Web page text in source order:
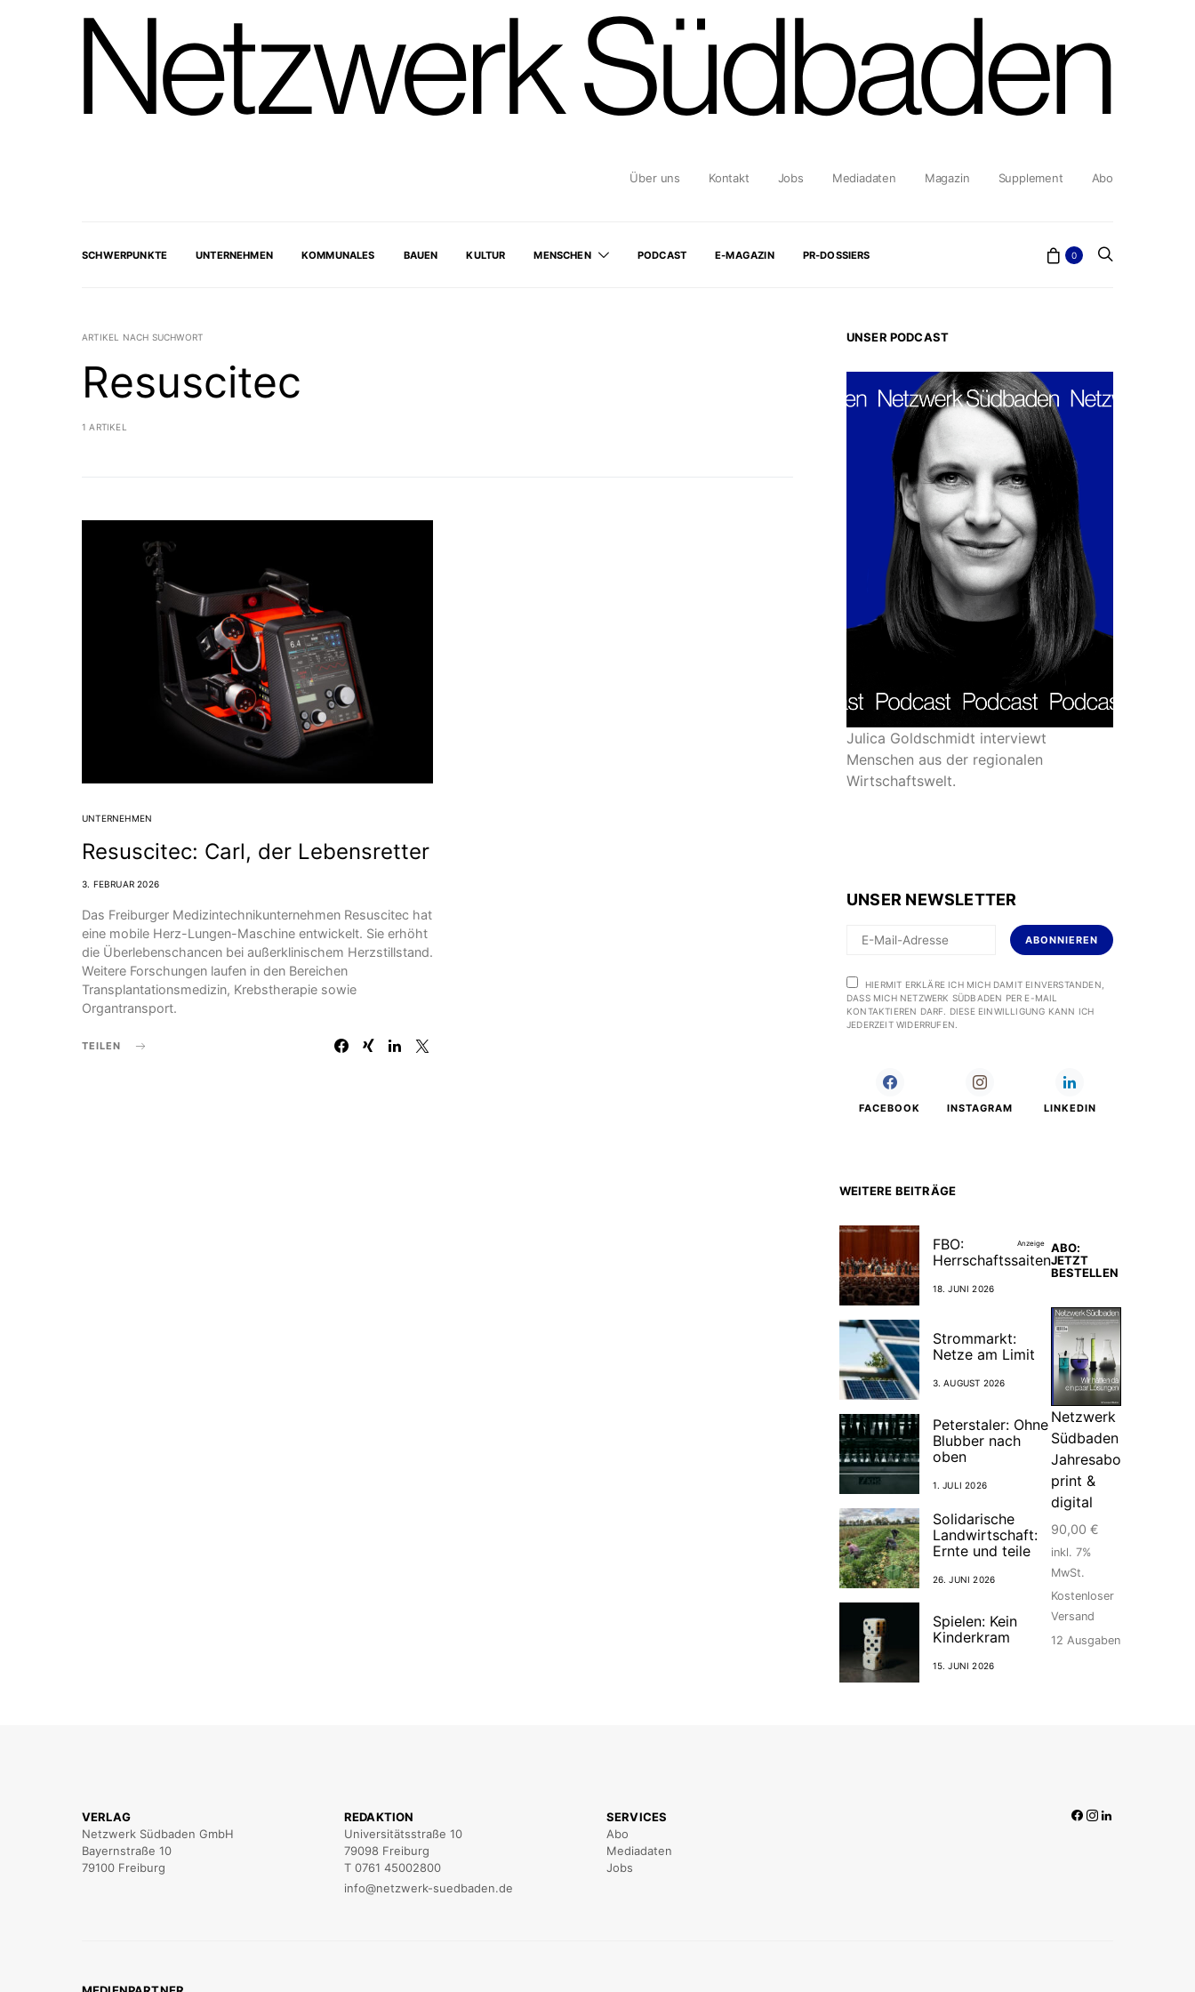
Über uns Kontakt Jobs Mediadaten Magazin Supplement Abo
SCHWERPUNKTE UNTERNEHMEN KOMMUNALES BAUEN KULTUR MENSCHEN PODCAST E-MAGAZIN PR-DOSSIERS 0
ARTIKEL NACH SUCHWORT
Resuscitec
1 ARTIKEL
UNTERNEHMEN
Resuscitec: Carl, der Lebensretter
3. FEBRUAR 2026
Das Freiburger Medizintechnik­unternehmen Resuscitec hat
eine mobile Herz-Lungen-Maschine entwickelt. Sie erhöht
die Überlebenschancen bei außerklinischem Herzstillstand.
Weitere Forschungen laufen in den Bereichen
Transplantationsmedizin, Krebstherapie sowie
Organtransport.
TEILEN
UNSER PODCAST
Julica Goldschmidt interviewt
Menschen aus der regionalen
Wirtschaftswelt.
UNSER NEWSLETTER
ABONNIEREN
HIERMIT ERKLÄRE ICH MICH DAMIT EINVERSTANDEN,
DASS MICH NETZWERK SÜDBADEN PER E-MAIL
KONTAKTIEREN DARF. DIESE EINWILLIGUNG KANN ICH
JEDERZEIT WIDERRUFEN.
FACEBOOK INSTAGRAM LINKEDIN
WEITERE BEITRÄGE
FBO:
Herrschaftssaiten
18. JUNI 2026
Strommarkt:
Netze am Limit
3. AUGUST 2026
Peterstaler: Ohne
Blubber nach
oben
1. JULI 2026
Solidarische
Landwirtschaft:
Ernte und teile
26. JUNI 2026
Spielen: Kein
Kinderkram
15. JUNI 2026
Anzeige
ABO:
JETZT
BESTELLEN
Netzwerk
Südbaden
Jahresabo
print &
digital
90,00 €
inkl. 7%
MwSt.
Kostenloser
Versand
12 Ausgaben
VERLAG
Netzwerk Südbaden GmbH
Bayernstraße 10
79100 Freiburg
REDAKTION
Universitätsstraße 10
79098 Freiburg
T 0761 45002800
info@netzwerk-suedbaden.de
SERVICES
Abo
Mediadaten
Jobs